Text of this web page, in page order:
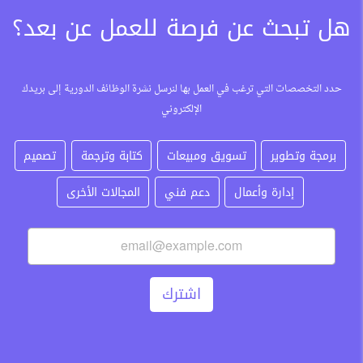
درون ومغامرات واستكشافات إلى محتوى احترافي وجذاب
لمنصات التواصل الاجتماعي، يعكس هوية العلامة التجارية
عن شخص يمتلك حسا إبداعيا وقدرة على...
هل تبحث عن فرصة للعمل عن بعد؟
حدد التخصصات التي ترغب في العمل بها لنرسل نشرة الوظائف الدورية إلى بريدك
الإلكتروني
برمجة وتطوير تسويق ومبيعات كتابة وترجمة
تصميم
إدارة وأعمال
دعم فني المجالات الأخرى
اشترك